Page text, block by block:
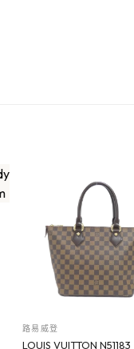
路易威登
LOUIS VUITTON N51183